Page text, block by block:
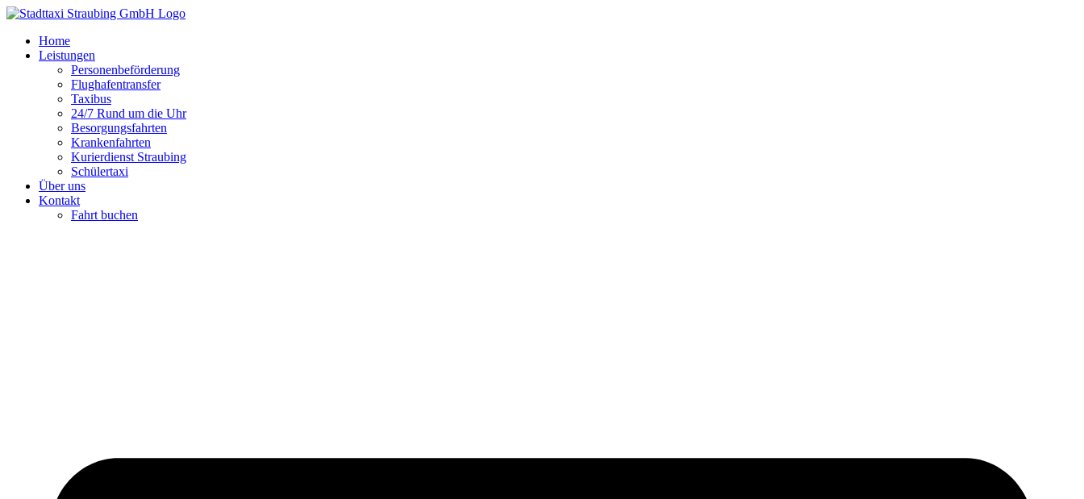
Zum
springenHome
Leistungen
Personenbeförderung
Flughafentransfer
Taxibus
24/7 Rund um die Uhr
Besorgungsfahrten
Krankenfahrten
Kurierdienst Straubing
Schülertaxi
Über uns
Kontakt
Fahrt buchen